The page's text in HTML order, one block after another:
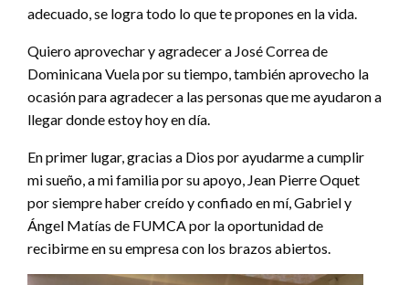
adecuado, se logra todo lo que te propones en la vida.
Quiero aprovechar y agradecer a José Correa de
Dominicana Vuela por su tiempo, también aprovecho la
ocasión para agradecer a las personas que me ayudaron a
llegar donde estoy hoy en día.
En primer lugar, gracias a Dios por ayudarme a cumplir
mi sueño, a mi familia por su apoyo, Jean Pierre Oquet
por siempre haber creído y confiado en mí, Gabriel y
Ángel Matías de FUMCA por la oportunidad de
recibirme en su empresa con los brazos abiertos.